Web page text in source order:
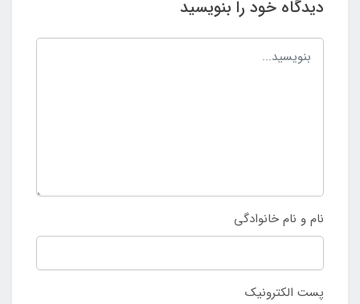
دیدگاه خود را بنویسید
نام و نام خانوادگی
پست الکترونیک